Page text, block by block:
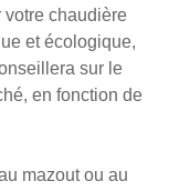
votre chaudière
et écologique,
sur le
en fonction de
mazout ou au